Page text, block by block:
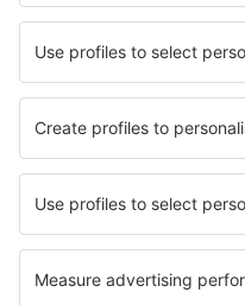
Tudjon meg többet
Legalacsonyabb ár garancia
Légitársaságok
Ryanair
Wizz Air
Lufthansa
Eurowings
easyJet